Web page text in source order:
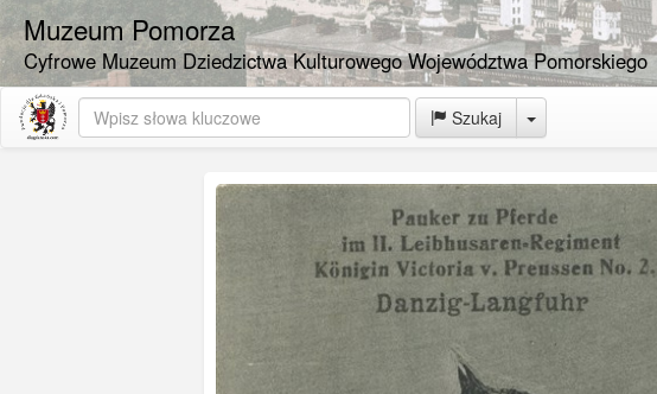
Muzeum Pomorza
Cyfrowe Muzeum Dziedzictwa Kulturowego Województwa Pomorskiego
Szukaj Toggle Dropdown